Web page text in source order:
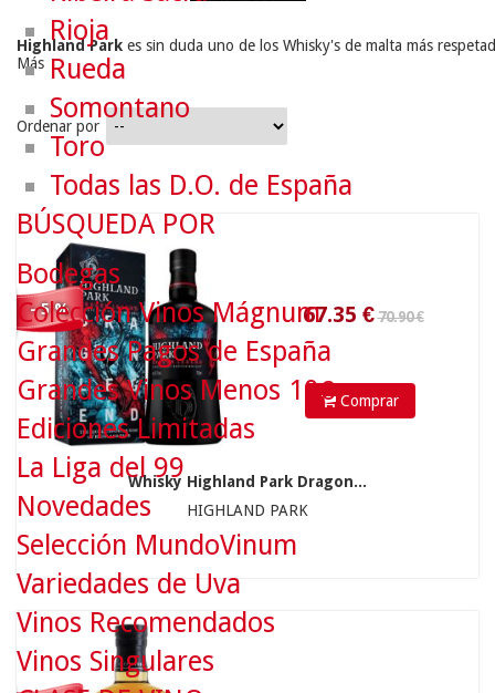
Highland Park es sin duda uno de los Whisky's de malta más
Más
Ordenar por
- 5 %
70.90 €
Comprar
Whisky Highland Park Dragon...
HIGHLAND PARK
Rioja
Rueda
Somontano
Toro
Todas las D.O. de España
BÚSQUEDA POR
Bodegas
Colección Vinos Mágnum
Grandes Pagos de España
Grandes Vinos Menos 10€
Ediciones Limitadas
La Liga del 99
Novedades
Selección MundoVinum
Variedades de Uva
Vinos Recomendados
Vinos Singulares